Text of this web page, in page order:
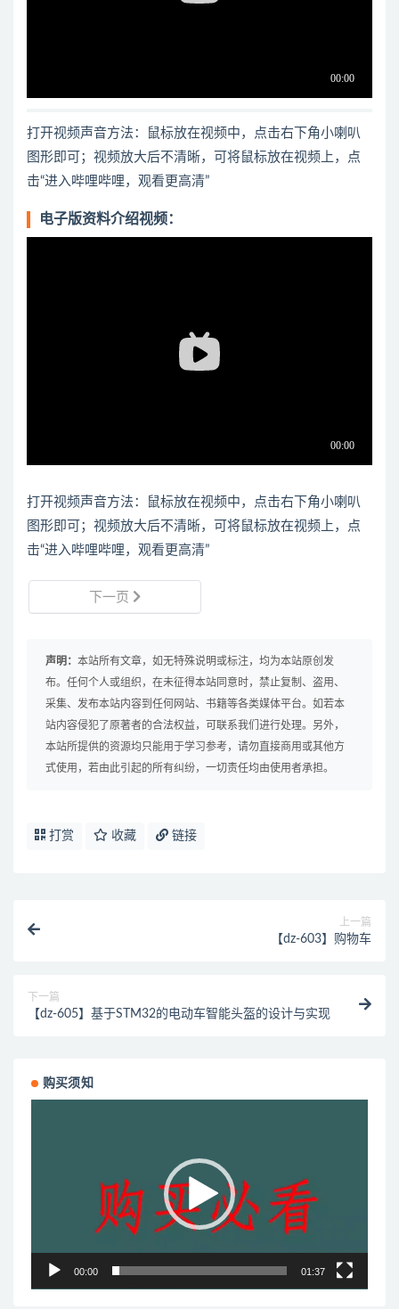
打开视频声音方法：鼠标放在视频中，点击右下角小喇叭
图形即可；视频放大后不清晰，可将鼠标放在视频上，点
击“进入哔哩哔哩，观看更高清”
电子版资料介绍视频：
打开视频声音方法：鼠标放在视频中，点击右下角小喇叭
图形即可；视频放大后不清晰，可将鼠标放在视频上，点
击“进入哔哩哔哩，观看更高清”
下一页
声明： 本站所有文章，如无特殊说明或标注，均为本站原创发
布。任何个人或组织，在未征得本站同意时，禁止复制、盗用、
采集、发布本站内容到任何网站、书籍等各类媒体平台。如若本
站内容侵犯了原著者的合法权益，可联系我们进行处理。另外，
本站所提供的资源均只能用于学习参考，请勿直接商用或其他方
式使用，若由此引起的所有纠纷，一切责任均由使用者承担。
打赏 收藏 链接
上一篇
【dz-603】购物车
下一篇
【dz-605】基于STM32的电动车智能头盔的设计与实现
购买须知
00:00 01:37